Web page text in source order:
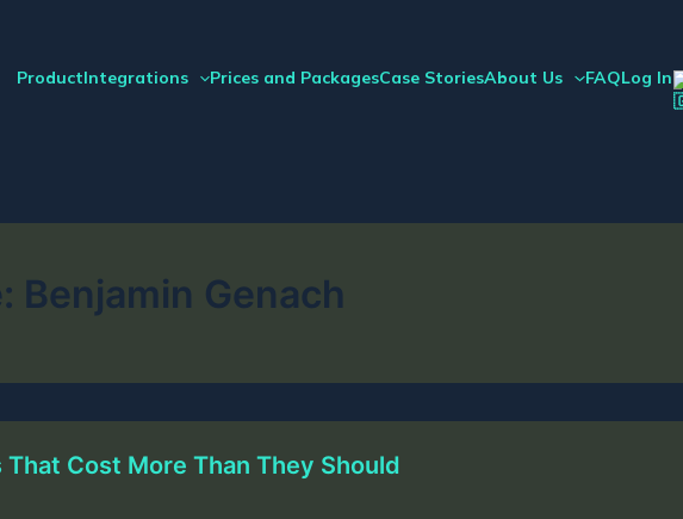
ProductIntegrations Prices and PackagesCase StoriesAbout Us FAQLog In
Benjamin Genach
Cost More Than They Should